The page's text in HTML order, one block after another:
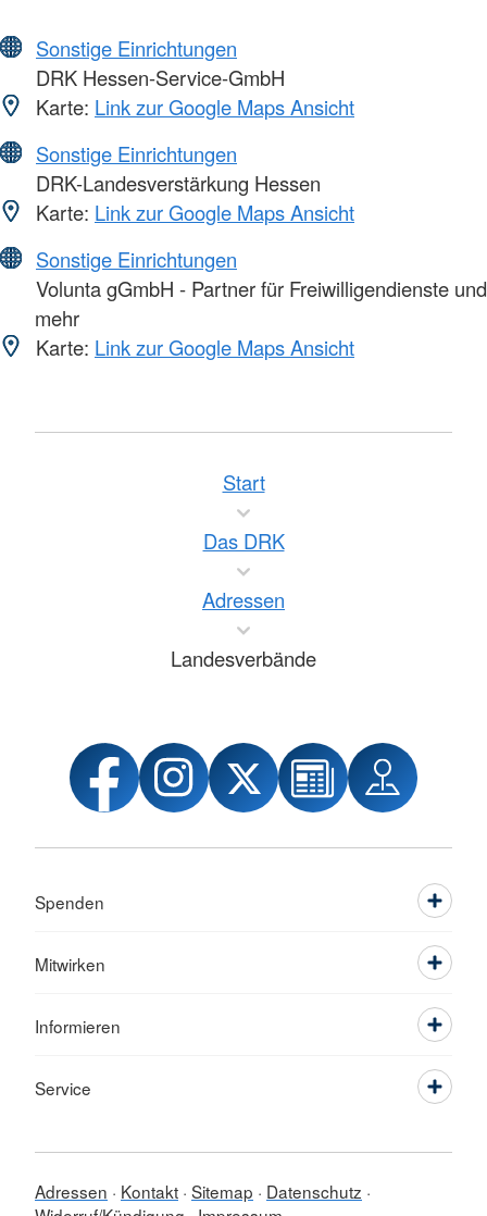
Sonstige Einrichtungen
DRK Hessen-Service-GmbH
Karte: Link zur Google Maps Ansicht
Sonstige Einrichtungen
DRK-Landesverstärkung Hessen
Karte: Link zur Google Maps Ansicht
Sonstige Einrichtungen
Volunta gGmbH - Partner für Freiwilligendienste und
mehr
Karte: Link zur Google Maps Ansicht
Start
Das DRK
Adressen
Landesverbände
Spenden
Mitwirken
Informieren
Service
Adressen Kontakt Sitemap
Datenschutz